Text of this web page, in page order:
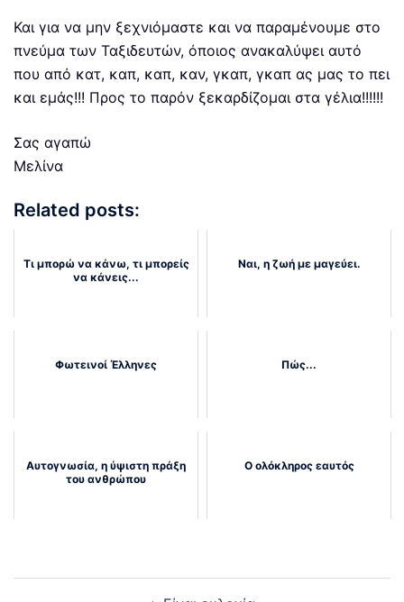
Και για να μην ξεχνιόμαστε και να παραμένουμε στο
πνεύμα των Ταξιδευτών, όποιος ανακαλύψει αυτό
που από κατ, καπ, καπ, καν, γκαπ, γκαπ ας μας το πει
και εμάς!!! Προς το παρόν ξεκαρδίζομαι στα γέλια!!!!!!
Σας αγαπώ
Μελίνα
Related posts:
Τι μπορώ να κάνω, τι μπορείς
να κάνεις...
Ναι, η ζωή με μαγεύει.
Φωτεινοί Έλληνες Πώς...
Αυτογνωσία, η ύψιστη πράξη
του ανθρώπου
Ο ολόκληρος εαυτός